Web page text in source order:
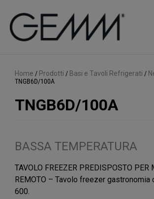
Home / Prodotti / Basi e Tavoli Refrigerati /
TNGB6D/100A
TNGB6D/100A
BASSA TEMPERATURA
TAVOLO FREEZER PREDISPOSTO PER
REMOTO – Tavolo freezer gastronomia
600.